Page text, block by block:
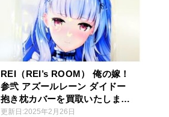
REI（REI’s ROOM） 俺の嫁！
参弐 アズールレーン ダイドー
抱き枕カバーを買取いたしまし
た！
更新日:2025年2月26日